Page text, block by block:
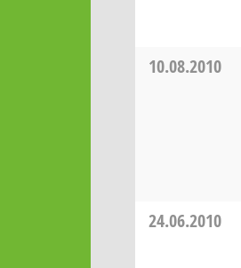
10.08.2010
24.06.2010